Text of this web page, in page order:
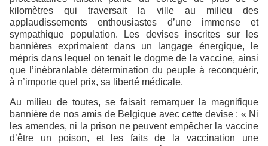
kilomètres qui traversait la ville au milieu des
applaudissements enthousiastes d’une immense et
sympathique population. Les devises inscrites sur les
bannières exprimaient dans un langage énergique, le
mépris dans lequel on tenait le dogme de la vaccine, ainsi
que l’inébranlable détermination du peuple à reconquérir,
à n’importe quel prix, sa liberté médicale.
Au milieu de toutes, se faisait remarquer la magnifique
bannière de nos amis de Belgique avec cette devise : « Ni
les amendes, ni la prison ne peuvent empêcher la vaccine
d’être un poison, et les faits de la vaccination une